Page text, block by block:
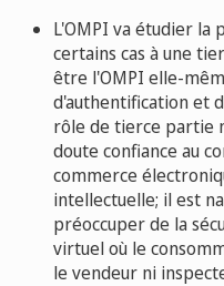
L'OMPI va étudier la
certains cas à une
être l'OMPI elle-
d'authentification et
rôle de tierce partie
doute confiance au
commerce
intellectuelle; il est
préoccuper de la
virtuel où le
le vendeur ni